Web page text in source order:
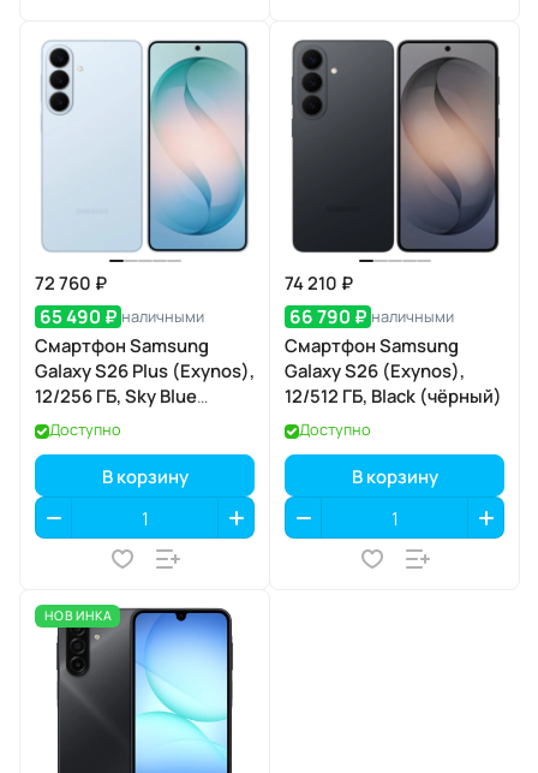
72 760 ₽
65 490 ₽ наличными
Смартфон Samsung
Galaxy S26 Plus (Exynos),
12/256 ГБ, Sky Blue
(небесно-голубой)
Доступно
В корзину
74 210 ₽
66 790 ₽ наличными
Смартфон Samsung
Galaxy S26 (Exynos),
12/512 ГБ, Black (чёрный)
Доступно
В корзину
НОВИНКА